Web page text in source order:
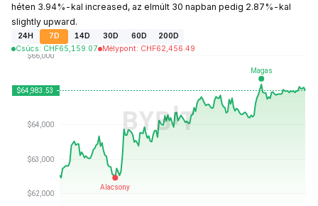
héten 3.94%-kal increased, az elmúlt 30 napban pedig 2.87%-kal
slightly upward.
24H 7D 14D 30D 60D
200D
Csúcs: CHF65,159.07 Mélypont: CHF62,456.49
Utolsó frissítés: 2026-08-08, 19:13 GMT+0